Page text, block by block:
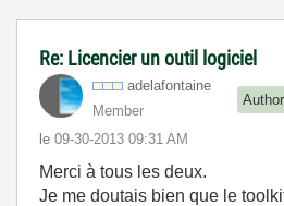
Re: Licencier un outil logiciel
adelafontaine
Member
Author
le ‎09-30-2013 09:31 AM
Merci à tous les deux.
Je me doutais bien que le